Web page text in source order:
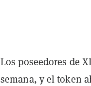
Los poseedores de
semana, y el token